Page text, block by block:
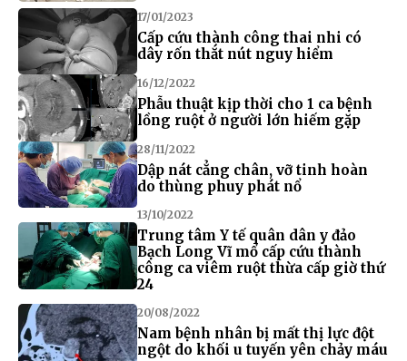
17/01/2023
Cấp cứu thành công thai nhi có
dây rốn thắt nút nguy hiểm
16/12/2022
Phẫu thuật kịp thời cho 1 ca bệnh
lồng ruột ở người lớn hiếm gặp
28/11/2022
Dập nát cẳng chân, vỡ tinh hoàn
do thùng phuy phát nổ
13/10/2022
Trung tâm Y tế quân dân y đảo
Bạch Long Vĩ mổ cấp cứu thành
công ca viêm ruột thừa cấp giờ thứ
24
20/08/2022
Nam bệnh nhân bị mất thị lực đột
ngột do khối u tuyến yên chảy máu